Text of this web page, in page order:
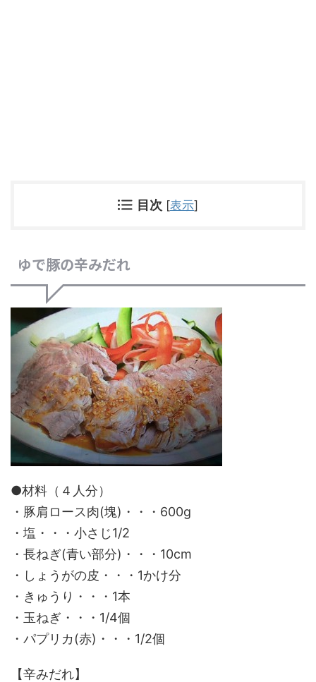
目次 [表示]
ゆで豚の辛みだれ
●材料（４人分）
・豚肩ロース肉(塊)・・・600g
・塩・・・小さじ1/2
・長ねぎ(青い部分)・・・10cm
・しょうがの皮・・・1かけ分
・きゅうり・・・1本
・玉ねぎ・・・1/4個
・パプリカ(赤)・・・1/2個
【辛みだれ】